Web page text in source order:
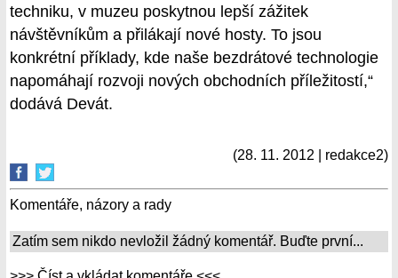
techniku, v muzeu poskytnou lepší zážitek
návštěvníkům a přilákají nové hosty. To jsou
konkrétní příklady, kde naše bezdrátové technologie
napomáhají rozvoji nových obchodních příležitostí,“
dodává Devát.
(28. 11. 2012 | redakce2)
Komentáře, názory a rady
Zatím sem nikdo nevložil žádný komentář. Buďte první...